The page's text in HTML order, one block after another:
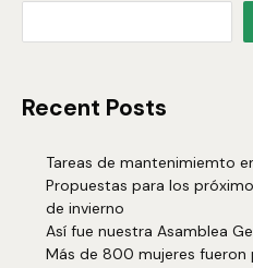
Recent Posts
Tareas de mantenimiemto
Propuestas para los
de invierno
Así fue nuestra Asamblea
Más de 800 mujeres fueron